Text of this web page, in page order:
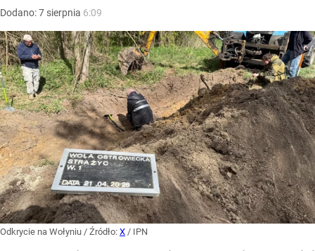
Dodano:7 sierpnia 6:09
Odkrycie na Wołyniu / Źródło: X / IPN